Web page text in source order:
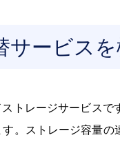
サービス
トレージサービス
。ストレージ容量